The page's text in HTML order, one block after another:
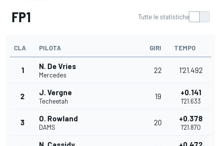
FP1 Tutte le statistiche
CLA PILOTA GIRI TEMPO
1 N. De Vries
Mercedes
22 1'21.492
2 J. Vergne
Techeetah
19 +0.141
1'21.633
3 O. Rowland
DAMS
20 +0.378
1'21.870